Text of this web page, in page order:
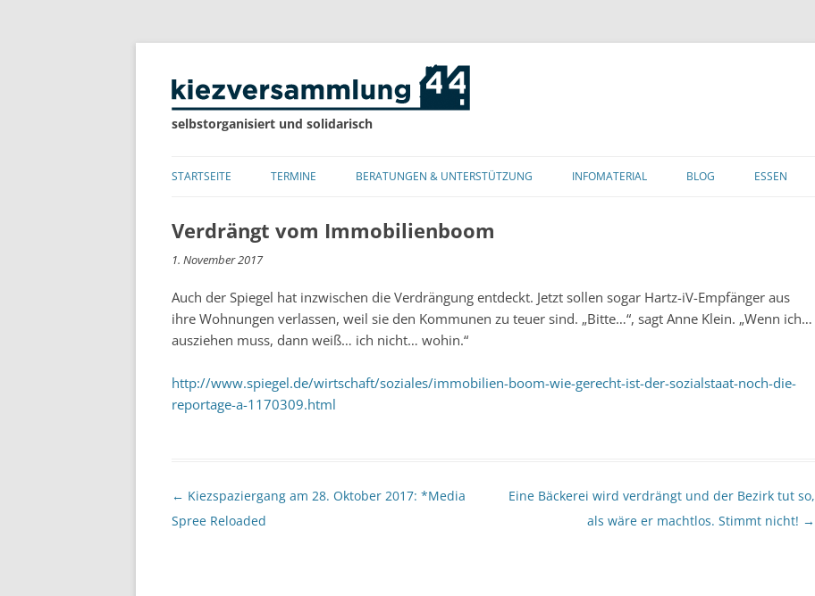
selbstorganisiert und solidarisch
Inhalt
STARTSEITE TERMINE BERATUNGEN & UNTERSTÜTZUNG INFOMATERIAL BLOG ESSEN
Verdrängt vom Immobilienboom
1. November 2017
Auch der Spiegel hat inzwischen die Verdrängung entdeckt. Jetzt sollen sogar Hartz-iV-Empfänger aus
ihre Wohnungen verlassen, weil sie den Kommunen zu teuer sind. „Bitte…“, sagt Anne Klein. „Wenn ich…
ausziehen muss, dann weiß… ich nicht… wohin.“
http://www.spiegel.de/wirtschaft/soziales/immobilien-boom-wie-gerecht-ist-der-sozialstaat-noch-die-
reportage-a-1170309.html
Beitragsnavigation
← Kiezspaziergang am 28. Oktober 2017: *Media
Spree Reloaded
Eine Bäckerei wird verdrängt und der Bezirk tut so,
als wäre er machtlos. Stimmt nicht! →